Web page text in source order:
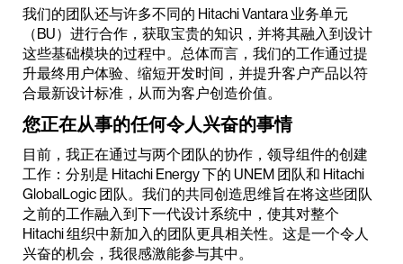
我们的团队还与许多不同的 Hitachi Vantara 业务单元
（BU）进行合作，获取宝贵的知识，并将其融入到设计
这些基础模块的过程中。总体而言，我们的工作通过提
升最终用户体验、缩短开发时间，并提升客户产品以符
合最新设计标准，从而为客户创造价值。
您正在从事的任何令人兴奋的事情
目前，我正在通过与两个团队的协作，领导组件的创建
工作：分别是 Hitachi Energy 下的 UNEM 团队和 Hitachi
GlobalLogic 团队。我们的共同创造思维旨在将这些团队
之前的工作融入到下一代设计系统中，使其对整个
Hitachi 组织中新加入的团队更具相关性。这是一个令人
兴奋的机会，我很感激能参与其中。